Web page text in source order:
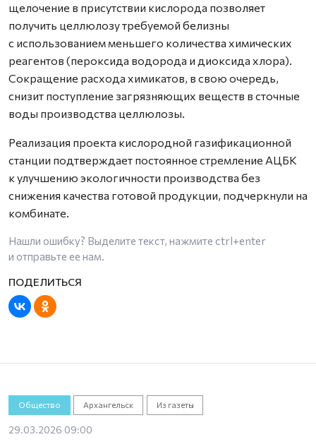
щелочение в присутствии кислорода позволяет
получить целлюлозу требуемой белизны
с использованием меньшего количества химических
реагентов (пероксида водорода и диоксида хлора).
Сокращение расхода химикатов, в свою очередь,
снизит поступление загрязняющих веществ в сточные
воды производства целлюлозы.
Реализация проекта кислородной газификационной
станции подтверждает постоянное стремление АЦБК
к улучшению экологичности производства без
снижения качества готовой продукции, подчеркнули на
комбинате.
Нашли ошибку? Выделите текст, нажмите ctrl+enter
и отправьте ее нам.
Общество Архангельск Из газеты
29.03.2026 09:00